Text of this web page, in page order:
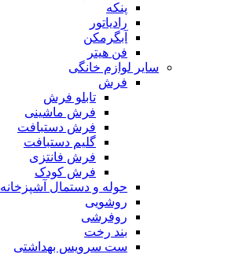
پنکه
رادیاتور
آبگرمکن
فن هیتر
سایر لوازم خانگی
فرش
تابلو فرش
فرش ماشینی
فرش دستبافت
گلیم دستبافت
فرش فانتزی
فرش کودک
حوله و دستمال آشپزخانه
روشویی
روفرشی
بند رخت
ست سرویس بهداشتی